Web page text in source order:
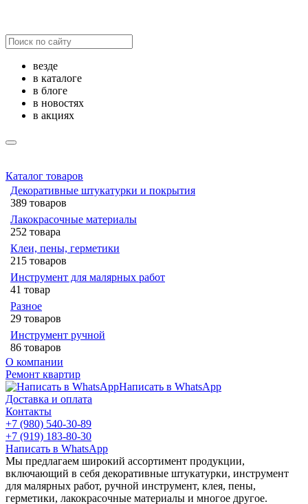
везде
в каталоге
в блоге
в новостях
в акциях
Каталог товаров
Декоративные штукатурки и покрытия
389 товаров
Лакокрасочные материалы
252 товара
Клеи, пены, герметики
215 товаров
Инструмент для малярных работ
41 товар
Разное
29 товаров
Инструмент ручной
86 товаров
О компании
Ремонт квартир
Написать в WhatsApp
Доставка и оплата
Контакты
+7 (980) 540-30-89
+7 (919) 183-80-30
Написать в WhatsApp
Мы предлагаем широкий ассортимент продукции,
включающий в себя декоративные штукатурки, инструмент
для малярных работ, ручной инструмент, клея, пены,
герметики, лакокрасочные материалы и многое другое.